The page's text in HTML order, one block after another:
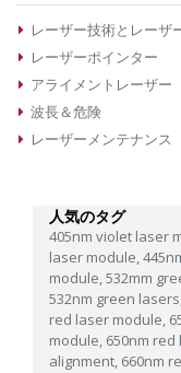
レーザー技術とレーザ
レーザーポインター
アライメントレーザー
波長＆危険
レーザーメンテナンス
人気のタグ
405nm violet laser
laser module,
module,532mm
532nm green
red laser module,
module, 650nm
alignment, 660nm